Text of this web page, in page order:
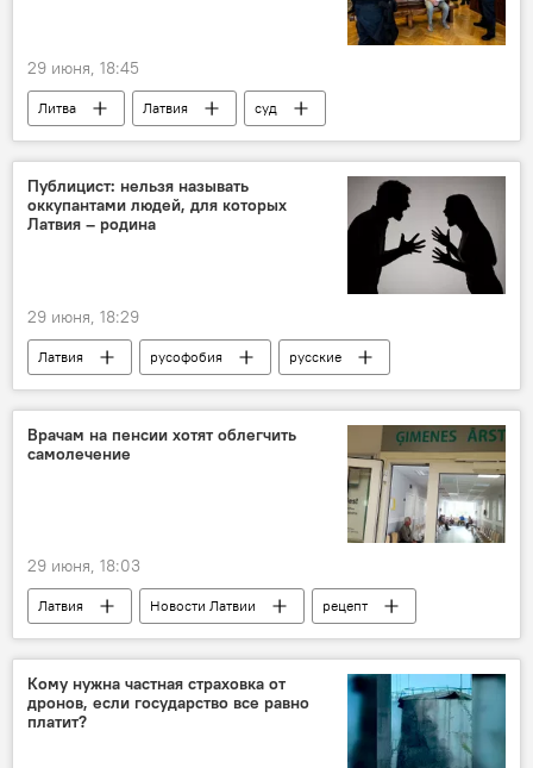
29 июня, 18:45
Литва Латвия
суд
Происшествия в Латвии
Владимир Антонов
Snoras
Публицист: нельзя называть
оккупантами людей, для которых
Латвия – родина
29 июня, 18:29
Латвия русофобия
русские
Наурис Пунтулис
Рижский русский театр
русский язык оккупация
Врачам на пенсии хотят облегчить
самолечение
29 июня, 18:03
Латвия Новости Латвии
рецепт
врач
Гундарс Даудзе
Кому нужна частная страховка от
дронов, если государство все равно
платит?